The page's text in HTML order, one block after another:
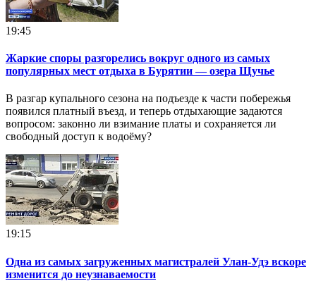
19:45
Жаркие споры разгорелись вокруг одного из самых
популярных мест отдыха в Бурятии — озера Щучье
В разгар купального сезона на подъезде к части побережья
появился платный въезд, и теперь отдыхающие задаются
вопросом: законно ли взимание платы и сохраняется ли
свободный доступ к водоёму?
19:15
Одна из самых загруженных магистралей Улан-Удэ вскоре
изменится до неузнаваемости